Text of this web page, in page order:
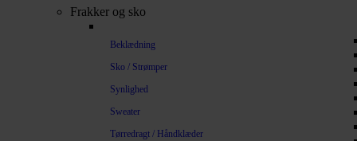
Frakker og sko
Beklædning
Sko / Strømper
Synlighed
Sweater
Tørredragt / Håndklæder